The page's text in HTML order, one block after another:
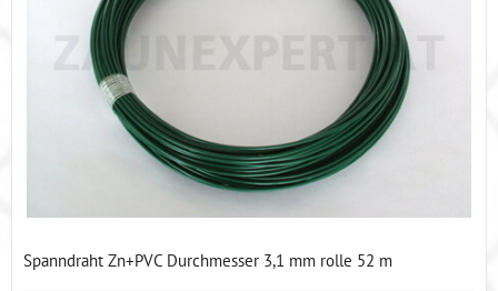
Spanndraht Zn+PVC Durchmesser 3,1 mm rolle 52 m